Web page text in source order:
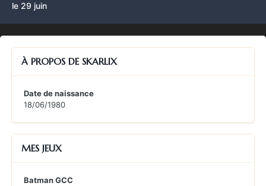
le 29 juin
À PROPOS DE SKARLIX
Date de naissance
18/06/1980
MES JEUX
Batman GCC